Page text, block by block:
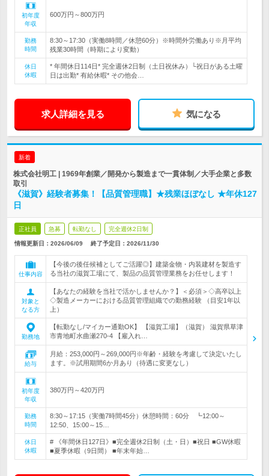
初年度
年収
600万円～800万円
勤務
時間
8:30～17:30（実働8時間／休憩60分）※時間外労働あり※月平均
残業30時間（時期により変動）
休日
休暇
* 年間休日114日* 完全週休2日制（土日祝休み）└祝日がある土曜
日は出勤* 有給休暇* その他会…
求人詳細を見る 気になる
新着
株式会社明工 | 1969年創業／開発から製造まで一貫体制／大手企業と多数
取引
《滋賀》経験者募集！【品質管理職】★残業ほぼなし ★年休127
日
正社員 急募 転勤なし 完全週休2日制
情報更新日：2026/06/09 終了予定日： 2026/11/30
仕事内容
【今後の後任候補としてご活躍◎】建築金物・内装建材を製造す
る当社の滋賀工場にて、製品の品質管理業務をお任せします！
対象と
なる方
【あなたの経験を当社で活かしませんか？】＜必須＞◇高卒以上
◇製造メーカーにおける品質管理組織での勤務経験 （目安1年以
上）
勤務地
【転勤なし/マイカー通勤OK】 【滋賀工場】（滋賀） 滋賀県草津
市青地町水曲瀬270-4 【雇入れ…
給与
月給：253,000円～269,000円※年齢・経験を考慮して決定いたし
ます。※試用期間6か月あり（待遇に変更なし）
初年度
年収
380万円～420万円
勤務
時間
8:30～17:15（実働7時間45分）休憩時間：60分 ┗12:00～
12:50、15:00～15…
休日
休暇
# 《年間休日127日》■完全週休2日制（土・日）■祝日 ■GW休暇
■夏季休暇（9日間） ■年末年始…